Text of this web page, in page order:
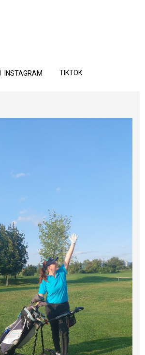
INSTAGRAM TIKTOK